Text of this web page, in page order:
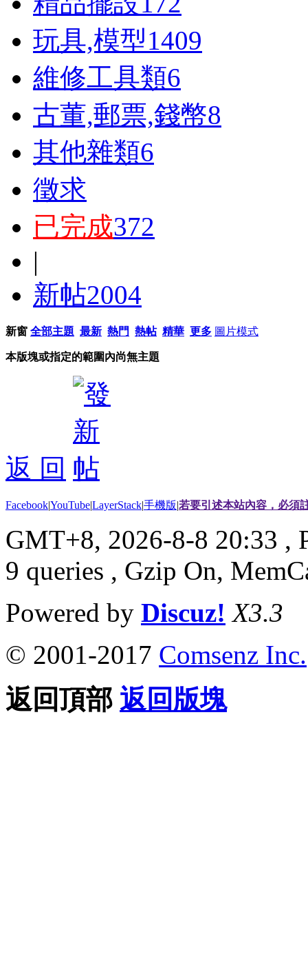
玩具,模型1409
維修工具類6
古董,郵票,錢幣8
其他雜類6
徵求
已完成372
|
新帖2004
新窗 全部主題 最新 熱門 熱帖 精華 更多 圖片模式
本版塊或指定的範圍內尚無主題
返 回
Facebook|YouTube|LayerStack|手機版|若要引述本站內容，必須
GMT+8, 2026-8-8 20:33 ,
9 queries , Gzip On,
Powered by Discuz! X3.3
© 2001-2017 Comsenz Inc.
返回頂部 返回版塊